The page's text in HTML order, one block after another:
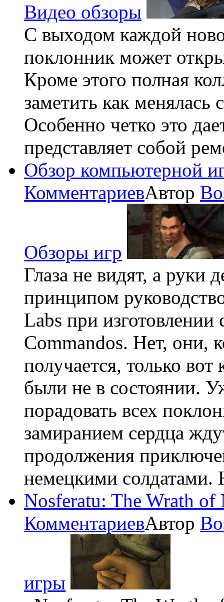
Видео обзоры
С выходом каждой
поклонник может
Кроме этого полная
заметить как менялась
Особенно четко это
представляет собой
Обзор компьютерной
КомментариевАвтор
Обзоры игр
Глаза не видят, а руки
принципом
Labs при изготовлении
Commandos. Нет, они,
получается, только
были не в состоянии.
порадовать всех
замиранием сердца
продолжения
немецкими
Nosferatu: The Wrath of
КомментариевАвтор
игры